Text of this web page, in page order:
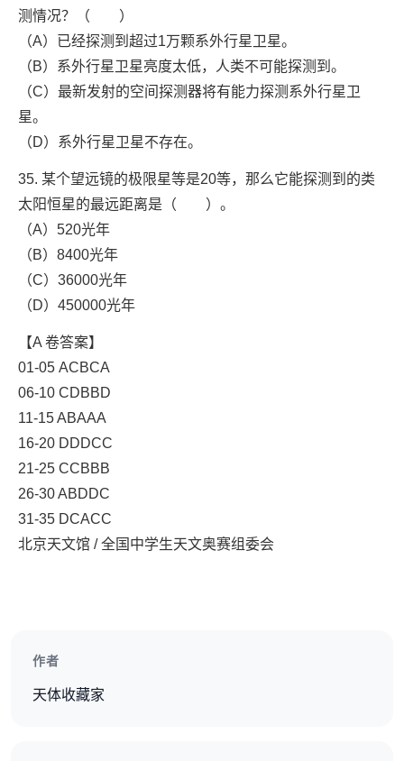
测情况？（ ）
（A）已经探测到超过1万颗系外行星卫星。
（B）系外行星卫星亮度太低，人类不可能探测到。
（C）最新发射的空间探测器将有能力探测系外行星卫
星。
（D）系外行星卫星不存在。
35. 某个望远镜的极限星等是20等，那么它能探测到的类
太阳恒星的最远距离是（ ）。
（A）520光年
（B）8400光年
（C）36000光年
（D）450000光年
【A 卷答案】
01-05 ACBCA
06-10 CDBBD
11-15 ABAAA
16-20 DDDCC
21-25 CCBBB
26-30 ABDDC
31-35 DCACC
北京天文馆 / 全国中学生天文奥赛组委会
作者
天体收藏家